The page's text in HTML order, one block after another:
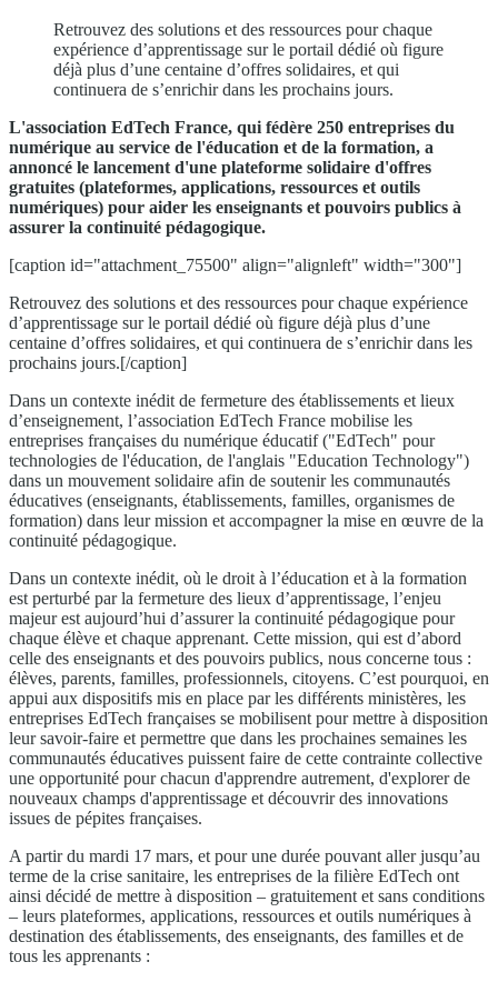
Retrouvez des solutions et des ressources pour chaque
expérience d’apprentissage sur le portail dédié où figure
déjà plus d’une centaine d’offres solidaires, et qui
continuera de s’enrichir dans les prochains jours.
L'association EdTech France, qui fédère 250 entreprises du
numérique au service de l'éducation et de la formation, a
annoncé le lancement d'une plateforme solidaire d'offres
gratuites (plateformes, applications, ressources et outils
numériques) pour aider les enseignants et pouvoirs publics à
assurer la continuité pédagogique.
[caption id="attachment_75500" align="alignleft" width="300"]
Retrouvez des solutions et des ressources pour chaque expérience
d’apprentissage sur le portail dédié où figure déjà plus d’une
centaine d’offres solidaires, et qui continuera de s’enrichir dans les
prochains jours.[/caption]
Dans un contexte inédit de fermeture des établissements et lieux
d’enseignement, l’association EdTech France mobilise les
entreprises françaises du numérique éducatif ("EdTech" pour
technologies de l'éducation, de l'anglais "Education Technology")
dans un mouvement solidaire afin de soutenir les communautés
éducatives (enseignants, établissements, familles, organismes de
formation) dans leur mission et accompagner la mise en œuvre de la
continuité pédagogique.
Dans un contexte inédit, où le droit à l’éducation et à la formation
est perturbé par la fermeture des lieux d’apprentissage, l’enjeu
majeur est aujourd’hui d’assurer la continuité pédagogique pour
chaque élève et chaque apprenant. Cette mission, qui est d’abord
celle des enseignants et des pouvoirs publics, nous concerne tous :
élèves, parents, familles, professionnels, citoyens. C’est pourquoi, en
appui aux dispositifs mis en place par les différents ministères, les
entreprises EdTech françaises se mobilisent pour mettre à disposition
leur savoir-faire et permettre que dans les prochaines semaines les
communautés éducatives puissent faire de cette contrainte collective
une opportunité pour chacun d'apprendre autrement, d'explorer de
nouveaux champs d'apprentissage et découvrir des innovations
issues de pépites françaises.
A partir du mardi 17 mars, et pour une durée pouvant aller jusqu’au
terme de la crise sanitaire, les entreprises de la filière EdTech ont
ainsi décidé de mettre à disposition – gratuitement et sans conditions
– leurs plateformes, applications, ressources et outils numériques à
destination des établissements, des enseignants, des familles et de
tous les apprenants :